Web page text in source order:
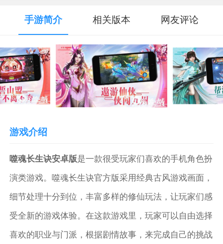
手游简介 相关版本 网友评论
游戏介绍
噬魂长生诀安卓版是一款很受玩家们喜欢的手机角色扮
演类游戏。噬魂长生诀官方版采用经典古风游戏画面，
细节处理十分到位，丰富多样的修仙玩法，让玩家们感
受全新的游戏体验。在这款游戏里，玩家可以自由选择
喜欢的职业与门派，根据剧情故事，来完成自己的挑战